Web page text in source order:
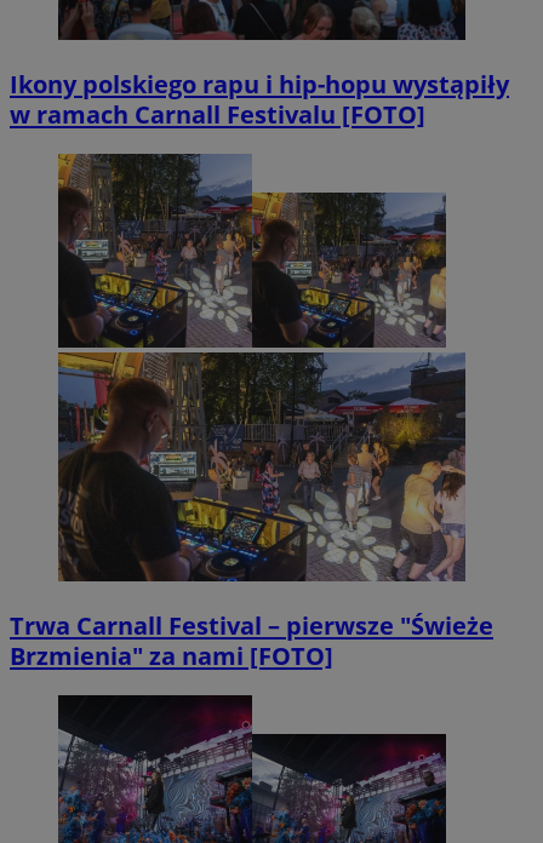
Ikony polskiego rapu i hip-hopu wystąpiły
w ramach Carnall Festivalu [FOTO]
Trwa Carnall Festival – pierwsze "Świeże
Brzmienia" za nami [FOTO]